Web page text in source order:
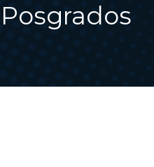
Posgrados